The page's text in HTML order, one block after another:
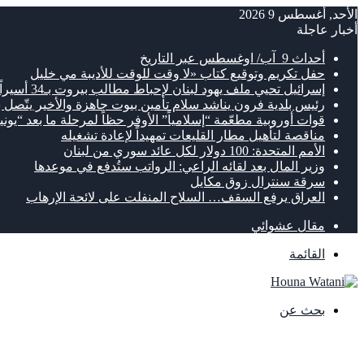
الأحد, أغسطس 9 2026
أخبار عاجلة
أحداث 9 آب/ اوغسطس عبر التاريخ
حفل تكريم وتوقيع كتاب «لا وقت للوقت للأديبة مي خليل
إسرائيل تحيي ملف يهود لبنان لإحباط مطالب بيروت بـ34 أسيراً
رئيس بلدية فرون يناشد سلام تأمين بيوت جاهزة والأخير يتّصل
قوات أوروبية مطعّمة “إسلامياً” الأوفر حظاً لمرحلة ما بعد
مناقصة لتأهيل مطار القليعات تمهيداً لإعادة تشغيله
الأمم المتحدة: 100 دولار لكل عائد سوري من لبنان
وزير المال بعد لقائه الراعي: الرواتب ستُدفع في موعدها
سرقة سنترال زوق مكايل
العراق يرفع السقف… السلاح المنفلت على لائحة الإرهاب
مقال عشوائي
القائمة
بحث عن